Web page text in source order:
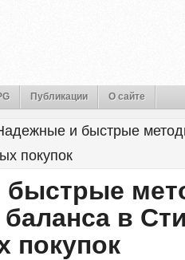
Публикации О сайте
и быстрые
покупок
быстрые
в
покупок